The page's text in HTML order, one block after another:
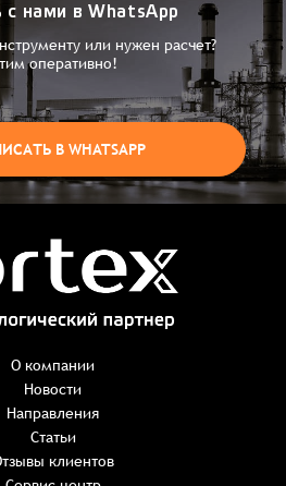
оформлен
Менеджер свяжется с Вами в
с нами в WhatsApp
или нужен расчет?
оперативно!
В WHATSAPP
О компании
Новости
Направления
Статьи
клиентов